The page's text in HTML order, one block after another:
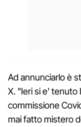
Ad annunciarlo è
X. "Ieri si e' tenuto
commissione
mai fatto mistero